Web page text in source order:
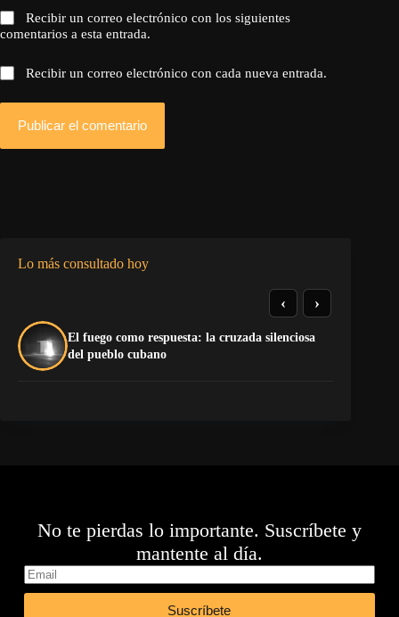
Recibir un correo electrónico con los siguientes
comentarios a esta entrada.
Recibir un correo electrónico con cada nueva entrada.
Publicar el comentario
Lo más consultado hoy
El fuego como respuesta: la cruzada silenciosa
del pueblo cubano
‹ ›
No te pierdas lo importante. Suscríbete y
mantente al día.
Suscríbete